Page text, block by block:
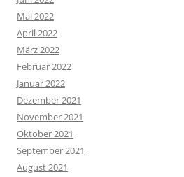
Mai 2022
April 2022
März 2022
Februar 2022
Januar 2022
Dezember 2021
November 2021
Oktober 2021
September 2021
August 2021